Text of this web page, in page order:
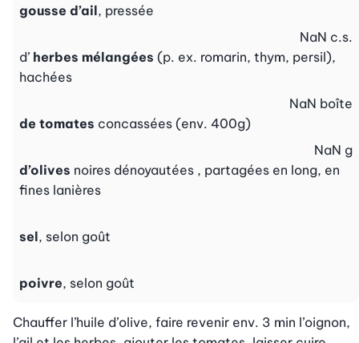
gousse d’ail, pressée
d’ herbes mélangées (p. ex. romarin, thym, persil),
hachées
NaN c.s.
de tomates concassées (env. 400g)
NaN boîte
d’olives noires dénoyautées , partagées en long, en
fines lanières
NaN g
sel, selon goût
poivre, selon goût
Chauffer l’huile d’olive, faire revenir env. 3 min l’oignon,